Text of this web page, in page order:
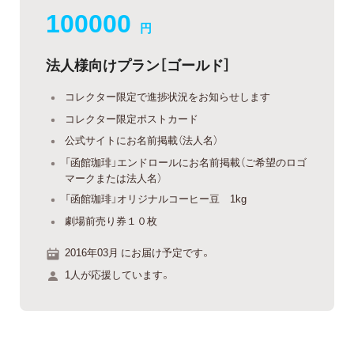
100000 円
法人様向けプラン［ゴールド］
コレクター限定で進捗状況をお知らせします
コレクター限定ポストカード
公式サイトにお名前掲載（法人名）
「函館珈琲」エンドロールにお名前掲載（ご希望のロゴ
マークまたは法人名）
「函館珈琲」オリジナルコーヒー豆 1kg
劇場前売り券１０枚
2016年03月 にお届け予定です。
1人が応援しています。